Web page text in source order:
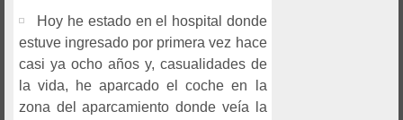
Hoy he estado en el hospital donde
estuve ingresado por primera vez hace
casi ya ocho años y, casualidades de
la vida, he aparcado el coche en la
zona del aparcamiento donde veía la